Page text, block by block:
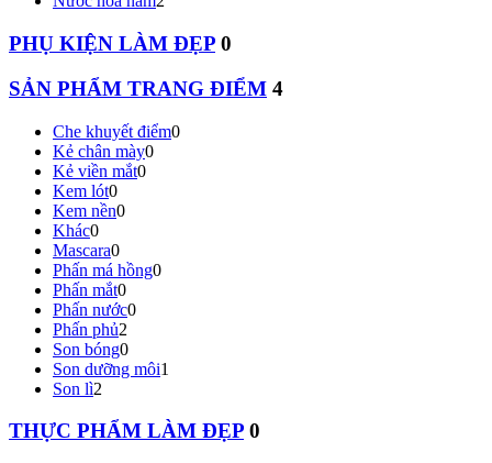
PHỤ KIỆN LÀM ĐẸP 0
SẢN PHẨM TRANG ĐIỂM 4
Che khuyết điểm0
Kẻ chân mày0
Kẻ viền mắt0
Kem lót0
Kem nền0
Khác0
Mascara0
Phấn má hồng0
Phấn mắt0
Phấn nước0
Phấn phủ2
Son bóng0
Son dưỡng môi1
Son lì2
THỰC PHẨM LÀM ĐẸP 0